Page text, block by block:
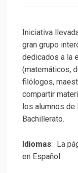
Iniciativa
gran grupo
dedicados a la
(matemáticos,
filólogos,
compartir
los alumnos de
Bachillerato.
Idiomas: La
en Español.